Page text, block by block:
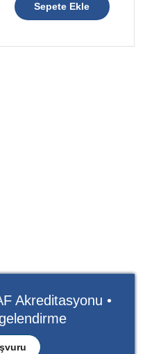
Sepete Ekle
Akreditasyonu •